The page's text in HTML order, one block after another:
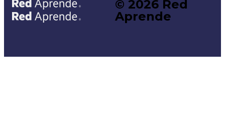
Home
© 2026 Red
Aprende